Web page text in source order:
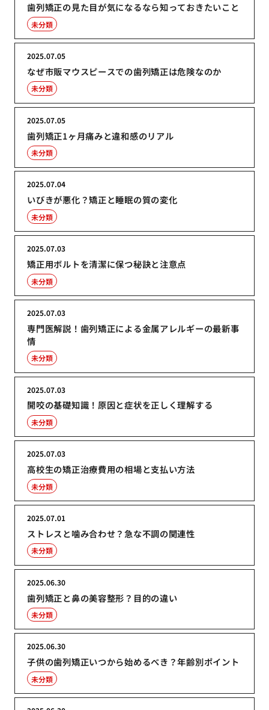
歯列矯正の見た目が気になるなら知っておきたいこと
未分類
なぜ市販マウスピースでの歯列矯正は危険なのか
2025.07.05
未分類
歯列矯正1ヶ月痛みと違和感のリアル
2025.07.05
未分類
いびきが悪化？矯正と睡眠の質の変化
2025.07.04
未分類
矯正用ボルトを清潔に保つ秘訣と注意点
2025.07.03
未分類
専門医解説！歯列矯正による金属アレルギーの最新事
情
2025.07.03
未分類
開咬の基礎知識！原因と症状を正しく理解する
2025.07.03
未分類
高校生の矯正治療費用の相場と支払い方法
2025.07.03
未分類
ストレスと噛み合わせ？急な不調の関連性
2025.07.01
未分類
歯列矯正と鼻の美容整形？目的の違い
2025.06.30
未分類
子供の歯列矯正いつから始めるべき？年齢別ポイント
2025.06.30
未分類